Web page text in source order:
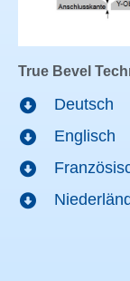
True Bevel
Deutsch
Englisch